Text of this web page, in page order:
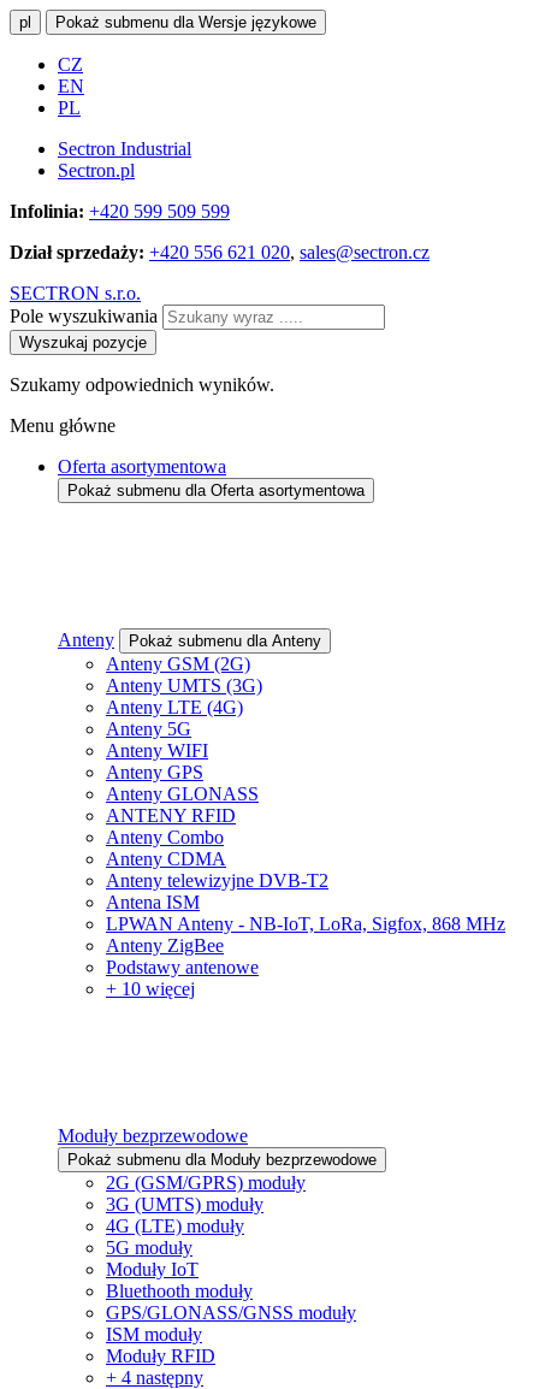
pl Pokaż submenu dla Wersje językowe
CZ
EN
PL
Sectron Industrial
Sectron.pl
Infolinia: +420 599 509 599
Dział sprzedaży: +420 556 621 020, sales@sectron.cz
SECTRON s.r.o.
Pole wyszukiwania
Wyszukaj pozycje
Szukamy odpowiednich wyników.
Menu główne
Oferta asortymentowa
Pokaż submenu dla Oferta asortymentowa
Anteny Pokaż submenu dla Anteny
Anteny GSM (2G)
Anteny UMTS (3G)
Anteny LTE (4G)
Anteny 5G
Anteny WIFI
Anteny GPS
Anteny GLONASS
ANTENY RFID
Anteny Combo
Anteny CDMA
Anteny telewizyjne DVB-T2
Antena ISM
LPWAN Anteny - NB-IoT, LoRa, Sigfox, 868 MHz
Anteny ZigBee
Podstawy antenowe
+ 10 więcej
Moduły bezprzewodowe
Pokaż submenu dla Moduły bezprzewodowe
2G (GSM/GPRS) moduły
3G (UMTS) moduły
4G (LTE) moduły
5G moduły
Moduły IoT
Bluethooth moduły
GPS/GLONASS/GNSS moduły
ISM moduły
Moduły RFID
+ 4 następny